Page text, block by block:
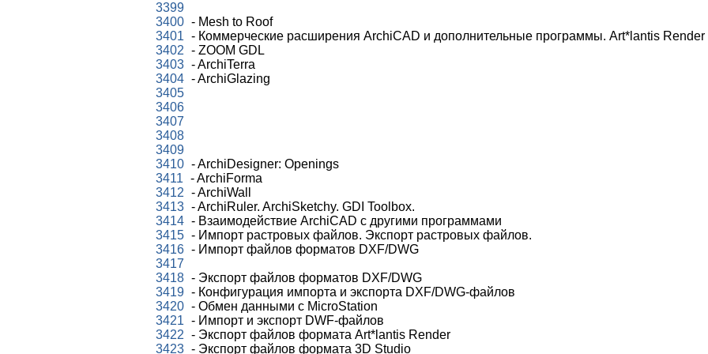
3399
3400 - Mesh to Roof
3401 - Коммерческие расширения ArchiCAD и дополнительные программы. Art*lantis Render
3402 - ZOOM GDL
3403 - ArchiTerra
3404 - ArchiGlazing
3405
3406
3407
3408
3409
3410 - ArchiDesigner: Openings
3411 - ArchiForma
3412 - ArchiWall
3413 - ArchiRuler. ArchiSketchy. GDI Toolbox.
3414 - Взаимодействие ArchiCAD с другими программами
3415 - Импорт растровых файлов. Экспорт растровых файлов.
3416 - Импорт файлов форматов DXF/DWG
3417
3418 - Экспорт файлов форматов DXF/DWG
3419 - Конфигурация импорта и экспорта DXF/DWG-файлов
3420 - Обмен данными с MicroStation
3421 - Импорт и экспорт DWF-файлов
3422 - Экспорт файлов формата Art*lantis Render
3423 - Экспорт файлов формата 3D Studio